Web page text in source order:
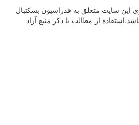
اين سايت متعلق به فدراسیون بسکتبال
از مطالب با ذكر منبع آزاد